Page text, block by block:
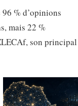
% d’opinions
mais 22 %
son principal